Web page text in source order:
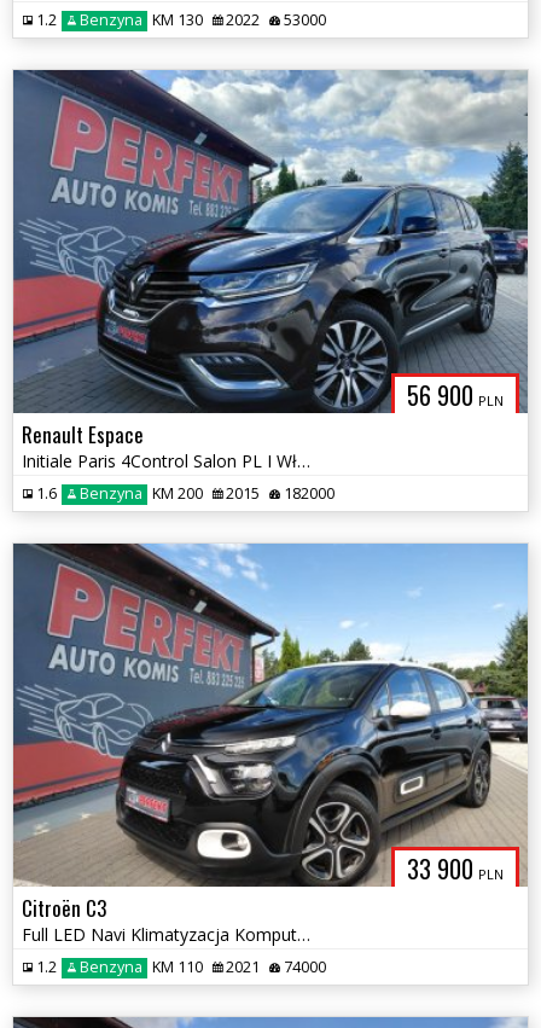
1.2 Benzyna KM 130 2022 53000
56 900 PLN
Renault Espace
Initiale Paris 4Control Salon PL I Właściciel Serwis Bezwypadek
1.6 Benzyna KM 200 2015 182000
33 900 PLN
Citroën C3
Full LED Navi Klimatyzacja Komputer Tempomat
1.2 Benzyna KM 110 2021 74000